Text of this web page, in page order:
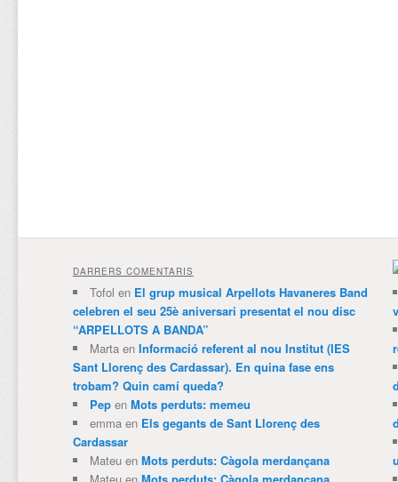
DARRERS COMENTARIS
Tofol en El grup musical Arpellots Havaneres Band
celebren el seu 25è aniversari presentat el nou disc
“ARPELLOTS A BANDA”
Martaen Informació referent al nou Institut (IES
Sant Llorenç des Cardassar). En quina fase ens
trobam? Quin camí queda?
Pepen Mots perduts: memeu
emmaen Els gegants de Sant Llorenç des
Cardassar
Mateuen Mots perduts: Càgola merdançana